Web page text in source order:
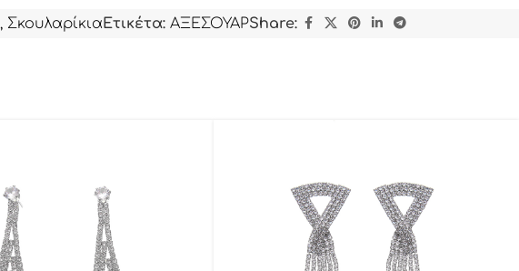
Ακολουθούν ορισμένες προτάσεις για το πώς να
Τα σκουλαρίκια έρχονται σε ένα κομψό κουτί
, Σκουλαρίκια Ετικέτα: ΑΞΕΣΟΥΑΡShare: